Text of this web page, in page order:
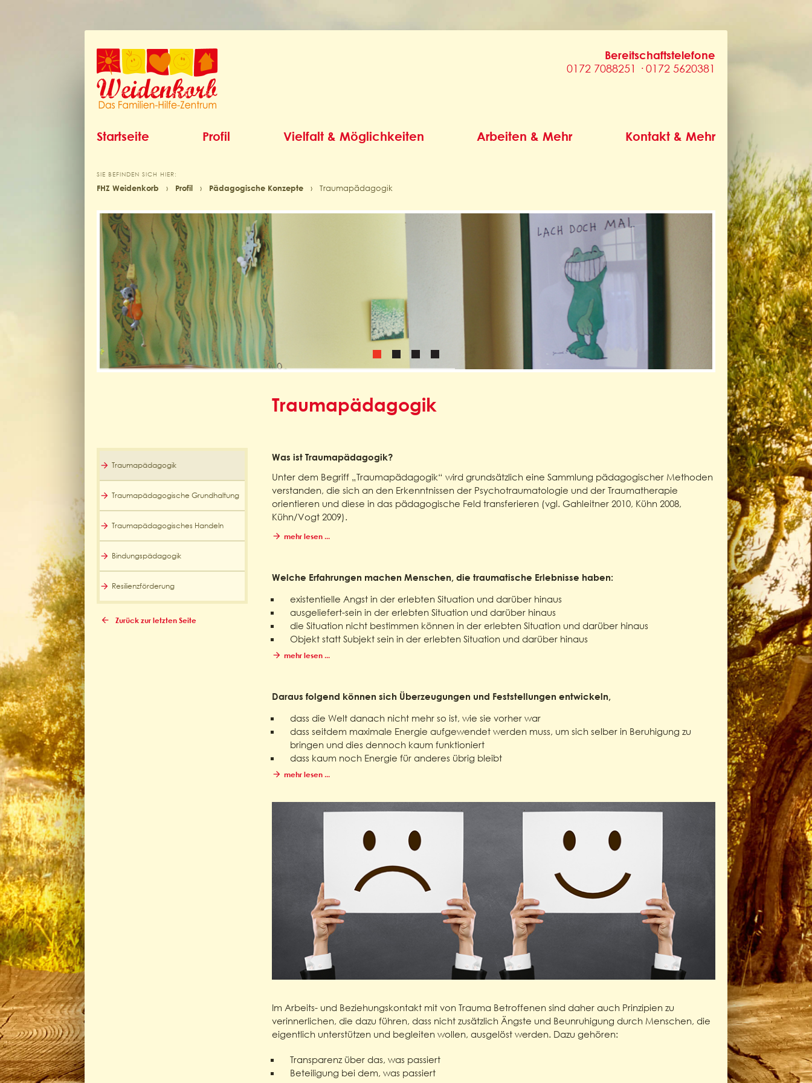
Bereitschaftstelefone
0172 7088251 · 0172 5620381
Startseite Profil Vielfalt & Möglichkeiten Arbeiten & Mehr Kontakt & Mehr
SIE BEFINDEN SICH HIER:
FHZ Weidenkorb › Profil › Pädagogische Konzepte › Traumapädagogik
Traumapädagogik
Was ist Traumapädagogik?
Unter dem Begriff „Traumapädagogik“ wird grundsätzlich eine Sammlung pädagogischer Methoden
verstanden, die sich an den Erkenntnissen der Psychotraumatologie und der Traumatherapie
orientieren und diese in das pädagogische Feld transferieren (vgl. Gahleitner 2010, Kühn 2008,
Kühn/Vogt 2009).
mehr lesen ...
Welche Erfahrungen machen Menschen, die traumatische Erlebnisse haben:
existentielle Angst in der erlebten Situation und darüber hinaus
ausgeliefert-sein in der erlebten Situation und darüber hinaus
die Situation nicht bestimmen können in der erlebten Situation und darüber hinaus
Objekt statt Subjekt sein in der erlebten Situation und darüber hinaus
mehr lesen ...
Daraus folgend können sich Überzeugungen und Feststellungen entwickeln,
dass die Welt danach nicht mehr so ist, wie sie vorher war
dass seitdem maximale Energie aufgewendet werden muss, um sich selber in Beruhigung zu
bringen und dies dennoch kaum funktioniert
dass kaum noch Energie für anderes übrig bleibt
mehr lesen ...
Im Arbeits- und Beziehungskontakt mit von Trauma Betroffenen sind daher auch Prinzipien zu
verinnerlichen, die dazu führen, dass nicht zusätzlich Ängste und Beunruhigung durch Menschen, die
eigentlich unterstützen und begleiten wollen, ausgelöst werden. Dazu gehören:
Transparenz über das, was passiert
Beteiligung bei dem, was passiert
Traumapädagogik
Traumapädagogische Grundhaltung
Traumapädagogisches Handeln
Bindungspädagogik
Resilienzförderung
Zurück zur letzten Seite